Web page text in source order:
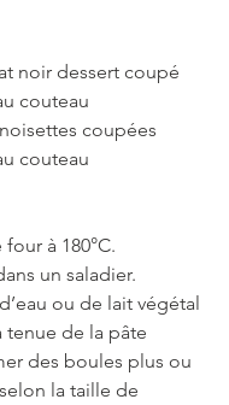
noir dessert coupé
couteau
coupées
couteau
à 180°C.
un saladier.
ou de lait végétal
tenue de la pâte
des boules plus ou
la taille de